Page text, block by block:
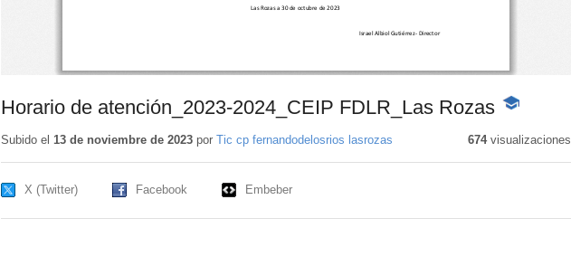
Horario de atención_2023-2024_CEIP FDLR_Las Rozas -
educativo
Subido el 13 de noviembre de 2023por Tic cp fernandodelosrios lasrozas 674visualizaciones
X (Twitter) Facebook Embeber